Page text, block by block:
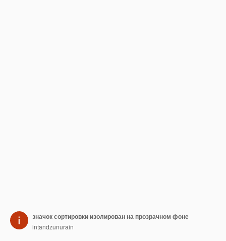
значок сортировки изолирован на прозрачном фоне
intandzunurain